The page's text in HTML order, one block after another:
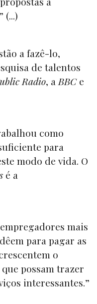
(...)
a fazê-lo,
de talentos
Radio, a BBCe
como
para
modo de vida. O
é a
mais
para pagar as
o
possam trazer
interessantes.”